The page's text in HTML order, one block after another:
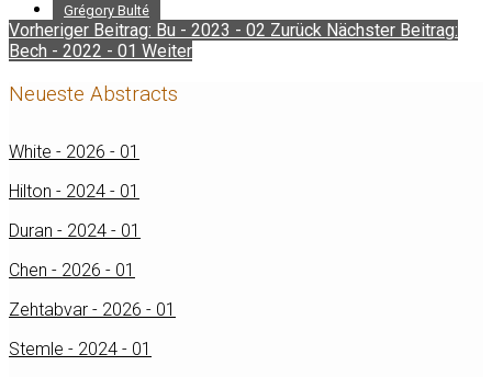
Grégory Bulté
Vorheriger Beitrag: Bu - 2023 - 02 Zurück Nächster Beitrag:
Bech - 2022 - 01 Weiter
Neueste Abstracts
White - 2026 - 01
Hilton - 2024 - 01
Duran - 2024 - 01
Chen - 2026 - 01
Zehtabvar - 2026 - 01
Stemle - 2024 - 01